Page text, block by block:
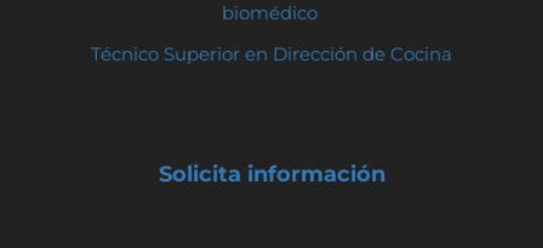
biomédico
Técnico Superior en Dirección de Cocina
Solicita información